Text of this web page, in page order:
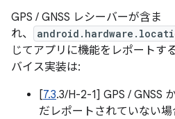
GPS / GNSS レシーバーが含ま
れ、
じてアプリに機能をレポートす
バイス実装は:
[7.3.3/H-2-1] GPS / GNSS
だレポートされていない場